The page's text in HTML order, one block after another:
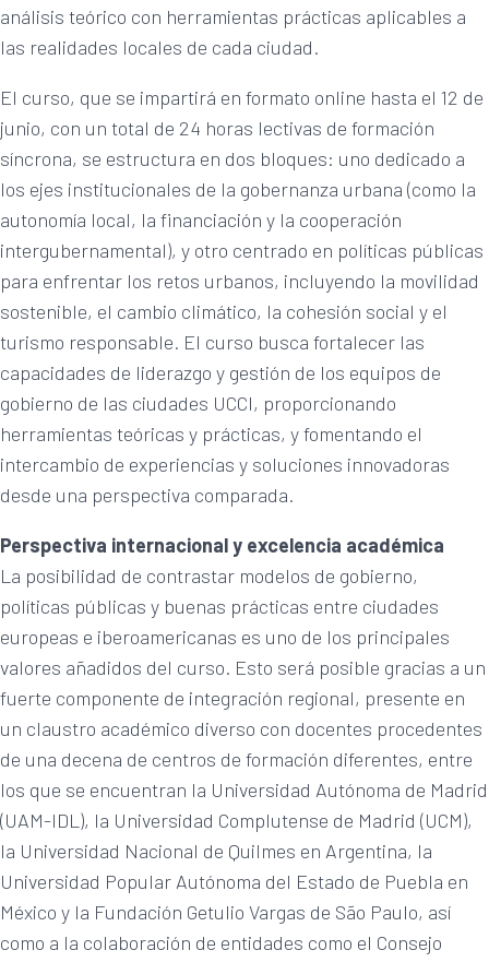
análisis teórico con herramientas prácticas aplicables a
las realidades locales de cada ciudad.
El curso, que se impartirá en formato online hasta el 12 de
junio, con un total de 24 horas lectivas de formación
síncrona, se estructura en dos bloques: uno dedicado a
los ejes institucionales de la gobernanza urbana (como la
autonomía local, la financiación y la cooperación
intergubernamental), y otro centrado en políticas públicas
para enfrentar los retos urbanos, incluyendo la movilidad
sostenible, el cambio climático, la cohesión social y el
turismo responsable. El curso busca fortalecer las
capacidades de liderazgo y gestión de los equipos de
gobierno de las ciudades UCCI, proporcionando
herramientas teóricas y prácticas, y fomentando el
intercambio de experiencias y soluciones innovadoras
desde una perspectiva comparada.
Perspectiva internacional y excelencia académica
La posibilidad de contrastar modelos de gobierno,
políticas públicas y buenas prácticas entre ciudades
europeas e iberoamericanas es uno de los principales
valores añadidos del curso. Esto será posible gracias a un
fuerte componente de integración regional, presente en
un claustro académico diverso con docentes procedentes
de una decena de centros de formación diferentes, entre
los que se encuentran la Universidad Autónoma de Madrid
(UAM-IDL), la Universidad Complutense de Madrid (UCM),
la Universidad Nacional de Quilmes en Argentina, la
Universidad Popular Autónoma del Estado de Puebla en
México y la Fundación Getulio Vargas de São Paulo, así
como a la colaboración de entidades como el Consejo